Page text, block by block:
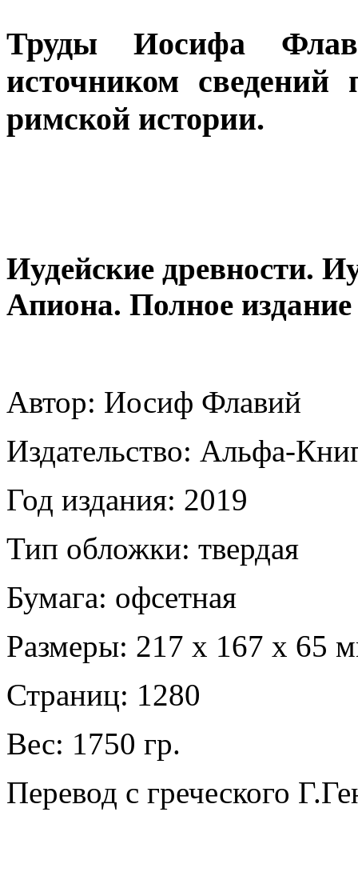
Труды Иосифа
источником сведений
римской истории.
Иудейские древности.
Апиона. Полное
Автор: Иосиф Флавий
Издательство: Альфа-
Год издания: 2019
Тип обложки: твердая
Бумага: офсетная
Размеры: 217 х 167 х 65
Страниц: 1280
Вес: 1750 гр.
Перевод с греческого